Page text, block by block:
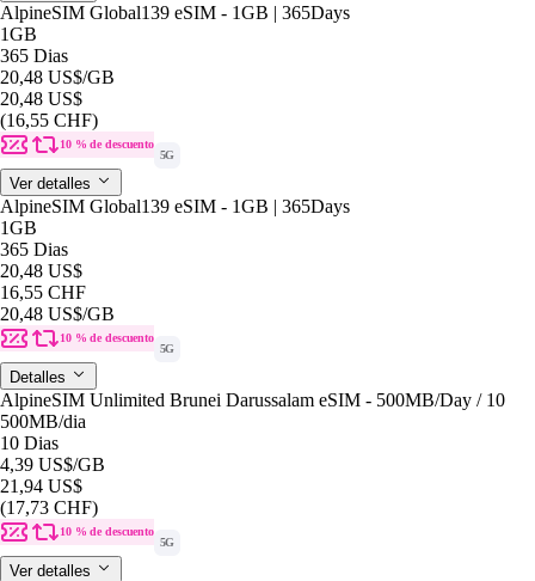
AlpineSIM Global139 eSIM - 1GB | 365Days
1GB
365 Dias
20,48 US$/GB
20,48 US$
(16,55 CHF)
10 % de descuento
5G
Ver detalles
AlpineSIM Global139 eSIM - 1GB | 365Days
1GB
365 Dias
20,48 US$
16,55 CHF
20,48 US$/GB
10 % de descuento
5G
Detalles
AlpineSIM Unlimited Brunei Darussalam eSIM - 500MB/Day / 10
500MB/dia
10 Dias
4,39 US$/GB
21,94 US$
(17,73 CHF)
10 % de descuento
5G
Ver detalles